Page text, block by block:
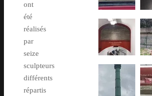
ont
été
réalisés
par
seize
sculpteurs
différents
répartis